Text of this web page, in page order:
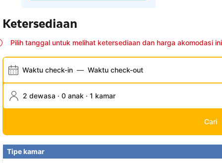
Ketersediaan
Pilih tanggal untuk melihat ketersediaan dan harga akomodasi ini
Waktu check-in — Waktu check-out
2 dewasa · 0 anak · 1 kamar
Cari
Tipe kamar